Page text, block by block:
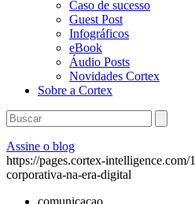
Caso de sucesso
Guest Post
Infográficos
eBook
Áudio Posts
Novidades Cortex
Sobre a Cortex
Assine o blog
https://pages.cortex-intelligence.com/
corporativa-na-era-digital
comunicacao